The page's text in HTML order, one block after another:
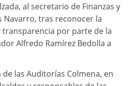
al secretario de Finanzas y
Navarro, tras reconocer la
por parte de la
Alfredo Ramírez Bedolla a
las Auditorías Colmena, en